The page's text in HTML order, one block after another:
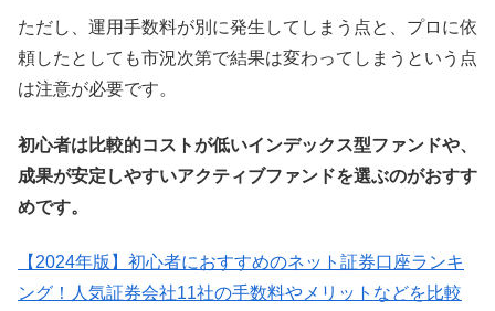
ただし、運用手数料が別に発生してしまう点と、プロに依
頼したとしても市況次第で結果は変わってしまうという点
は注意が必要です。
初心者は比較的コストが低いインデックス型ファンドや、
成果が安定しやすいアクティブファンドを選ぶのがおすす
めです。
【2024年版】初心者におすすめのネット証券口座ランキ
ング！人気証券会社11社の手数料やメリットなどを比較